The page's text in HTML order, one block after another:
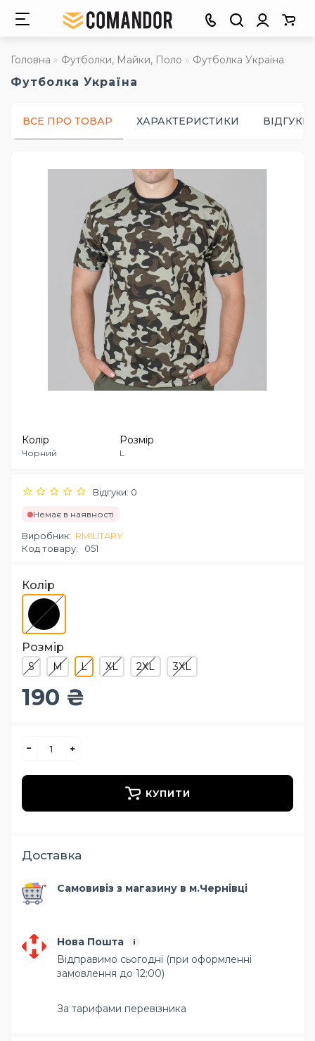
Головна Футболки, Майки, Поло Футболка Україна
Футболка Україна
ВСЕ ПРО ТОВАР ХАРАКТЕРИСТИКИ ВІДГУКИ
Колір
Чорний
Розмір
L
Відгуки: 0
Немає в наявності
Виробник: RMILITARY
Код товару: 051
Колір
Розмір
S M L XL 2XL 3XL
190 ₴
КУПИТИ
Доставка
Самовивіз з магазину в м.Чернівці
Нова Пошта
Відправимо сьогодні (при оформленні
замовлення до 12:00)
За тарифами перевізника